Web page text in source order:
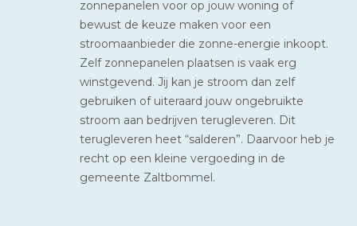
zonnepanelen voor op jouw woning of
bewust de keuze maken voor een
stroomaanbieder die zonne-energie inkoopt.
Zelf zonnepanelen plaatsen is vaak erg
winstgevend. Jij kan je stroom dan zelf
gebruiken of uiteraard jouw ongebruikte
stroom aan bedrijven terugleveren. Dit
terugleveren heet “salderen”. Daarvoor heb je
recht op een kleine vergoeding in de
gemeente Zaltbommel.